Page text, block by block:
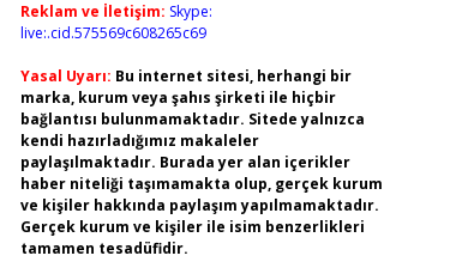
Reklam ve İletişim: Skype:
live:.cid.575569c608265c69
Yasal Uyarı: Bu internet sitesi, herhangi bir
marka, kurum veya şahıs şirketi ile hiçbir
bağlantısı bulunmamaktadır. Sitede yalnızca
kendi hazırladığımız makaleler
paylaşılmaktadır. Burada yer alan içerikler
haber niteliği taşımamakta olup, gerçek kurum
ve kişiler hakkında paylaşım yapılmamaktadır.
Gerçek kurum ve kişiler ile isim benzerlikleri
tamamen tesadüfidir.